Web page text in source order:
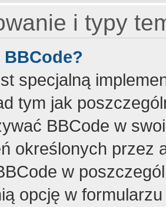
i typy
specjalną
tym jak
BBCode w
określonych przez
w
opcję w